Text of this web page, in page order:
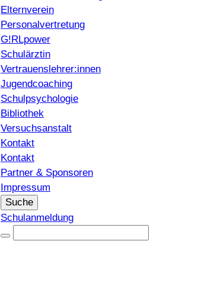
Elternverein
Personalvertretung
G!RLpower
Schulärztin
Vertrauenslehrer:innen
Jugendcoaching
Schulpsychologie
Bibliothek
Versuchsanstalt
Kontakt
Kontakt
Partner & Sponsoren
Impressum
Suche
Schulanmeldung